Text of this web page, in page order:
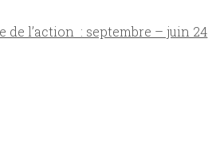
de l’action : septembre – juin 24